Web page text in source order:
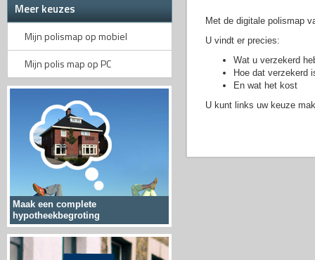
Meer keuzes
Mijn polismap op mobiel
Mijn polis map op PC
Maak een complete
hypotheekbegroting
Met de digitale polismap
U vindt er precies:
Wat u verzekerd
Hoe dat verzekerd
En wat het kost
U kunt links uw keuze